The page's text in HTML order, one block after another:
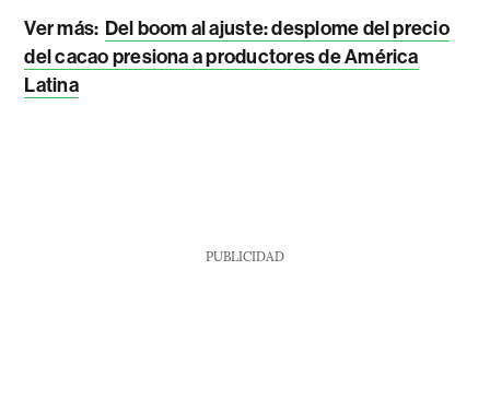
Ver más: Del boom al ajuste: desplome del precio
del cacao presiona a productores de América
Latina
PUBLICIDAD